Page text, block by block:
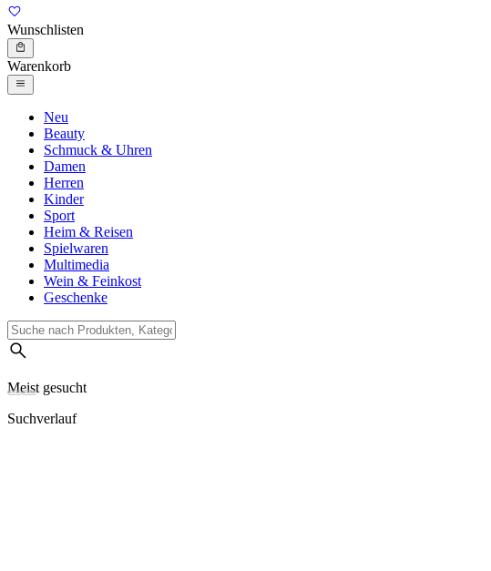
Wunschlisten
Warenkorb
Neu
Beauty
Schmuck & Uhren
Damen
Herren
Kinder
Sport
Heim & Reisen
Spielwaren
Multimedia
Wein & Feinkost
Geschenke
Meist gesucht
Suchverlauf